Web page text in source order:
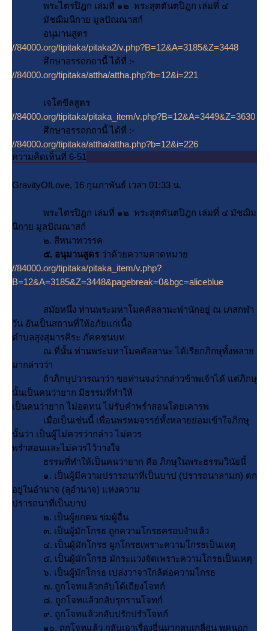
พระไตรปิฎก เล่มที่ ๑๒ พระสุตตันตปิฎก เล่มที่ ๔
มัชฌิมนิกาย มูลปัณณาสก์
อนุมานสูตร
//84000.org/tipitaka/pitaka2/v.php?B=12&A=3185&Z=3448
ศึกษาอรรถกถานี้ ได้ที่ :-
//84000.org/tipitaka/attha/attha.php?b=12&i=221
เจโตขีลสูตร
//84000.org/tipitaka/pitaka_item/v.php?B=12&A=3449&Z=3630
ศึกษาอรรถกถานี้ ได้ที่ :-
//84000.org/tipitaka/attha/attha.php?b=12&i=226
ความคิดเห็นที่ 6-51
GravityOfLove, 16 กุมภาพันธ์ เวลา 01:33 น.
พระไตรปิฎก เล่มที่ ๑๒ พระสุตตันตปิฎก เล่มที่ ๔ มัชฌิม
นิกาย มูลปัณณาสก์
๒. สีหนาทวรรค
๕. อนุมานสูตร ว่าด้วยความคาดหมา
//84000.org/tipitaka/pitaka_item/v.php?
B=12&A=3185&Z=3448&pagebreak=0&bgc=aliceblue
สมัยหนึ่ง ท่านพระมหาโมคคัลลานะพำนักอยู่ ณ เภสกฬา
วัน อันเป็นสถานที่ให้อภัยแก่เนื้อ
ตำบลสุงสุมารคิระ ภัคคชนบท
ณ ที่นั้น ท่านพระมหาโมคคัลลานะ ได้เรียกภิกษุทั้งหลา
มากล่าวว่า
ถ้าภิกษุปวารณาว่า ขอท่านจงว่ากล่าวข้าพเจ้าได้ แต่ภิกษุ
นั้นเป็นคนว่ายาก มีธรรมที่ทำให้
เป็นคนว่ายาก ไม่อดทน ไม่รับคำพร่ำสอนโดยเคารพ
เมื่อเป็นเช่นนี้ เพื่อนพรหมจรรย์ทั้งหลายย่อมเข้าใจภิกษุ
นั้นว่า เป็นผู้ไม่ควรว่ากล่าว ไม่ควร
พร่ำสอนและไม่ควรไว้วางใจ
ธรรมที่ทำให้เป็นคนว่ายาก คือ ภิกษุในพระธรรมวินัยนี้
๑. เป็นผู้มีความปรารถนาที่เป็นบาป (ปรารถนาลามก) ตก
อยู่ในอำนาจ (ลุอำนาจ) แห่งความ
ปรารถนาที่เป็นบาป
๒. เป็นผู้ยกตน ข่มผู้อื่น
๓. เป็นผู้มักโกรธ ถูกความโกรธครอบงำแล้ว
๔. เป็นผู้มักโกรธ ผูกโกรธเพราะความโกรธเป็นเหตุ
๕. เป็นผู้มักโกรธ มักระแวงจัดเพราะความโกรธเป็นเหตุ
๖. เป็นผู้มักโกรธ เปล่งวาจาใกล้ต่อความโกรธ
๗. ถูกโจทแล้วกลับโต้เถียงโจทก์
๘. ถูกโจทแล้วกลับรุกรานโจทก์
๙. ถูกโจทแล้วกลับปรักปรำโจทก์
๑๐. ถูกโจทแล้ว กลับเอาเรื่องอื่นมากลบเกลื่อน พูดนอก